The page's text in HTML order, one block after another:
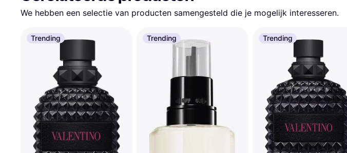
We hebben een selectie van producten samengesteld die je mogelijk interesseren.
Trending Trending Trending